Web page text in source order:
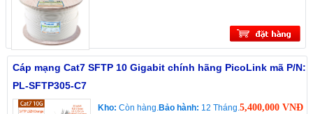
Cáp mạng Cat7 SFTP 10 Gigabit chính hãng PicoLink mã P/N:
PL-SFTP305-C7
Kho: Còn hàng.Bảo hành: 12 Tháng.5,400,000 VNĐ